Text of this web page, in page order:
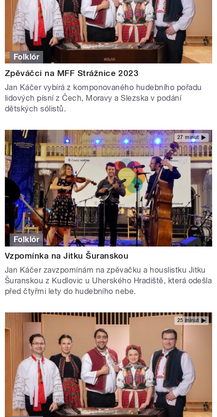
Folklór
Zpěváčci na MFF Strážnice 2023
Jan Káčer vybírá z komponovaného hudebního pořadu
lidových písní z Čech, Moravy a Slezska v podání
dětských sólistů.
27 minut
Folklór
Vzpomínka na Jitku Šuranskou
Jan Káčer zavzpomínám na zpěvačku a houslistku Jitku
Šuranskou z Kudlovic u Uherského Hradiště, která odešla
před čtyřmi lety do hudebního nebe.
25 minut